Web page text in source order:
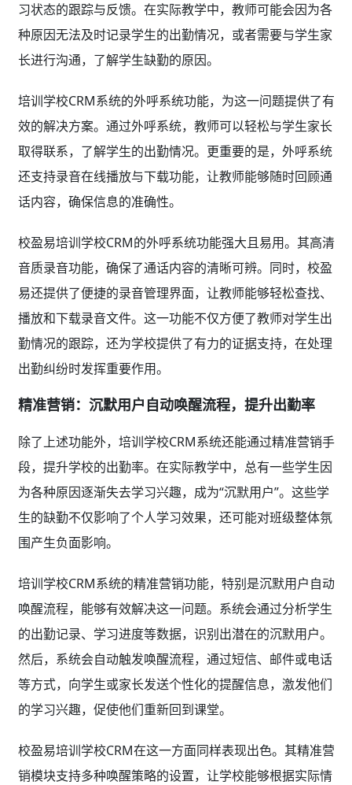
习状态的跟踪与反馈。在实际教学中，教师可能会因为各
种原因无法及时记录学生的出勤情况，或者需要与学生家
长进行沟通，了解学生缺勤的原因。
培训学校CRM系统的外呼系统功能，为这一问题提供了有
效的解决方案。通过外呼系统，教师可以轻松与学生家长
取得联系，了解学生的出勤情况。更重要的是，外呼系统
还支持录音在线播放与下载功能，让教师能够随时回顾通
话内容，确保信息的准确性。
校盈易培训学校CRM的外呼系统功能强大且易用。其高清
音质录音功能，确保了通话内容的清晰可辨。同时，校盈
易还提供了便捷的录音管理界面，让教师能够轻松查找、
播放和下载录音文件。这一功能不仅方便了教师对学生出
勤情况的跟踪，还为学校提供了有力的证据支持，在处理
出勤纠纷时发挥重要作用。
精准营销：沉默用户自动唤醒流程，提升出勤率
除了上述功能外，培训学校CRM系统还能通过精准营销手
段，提升学校的出勤率。在实际教学中，总有一些学生因
为各种原因逐渐失去学习兴趣，成为“沉默用户”。这些学
生的缺勤不仅影响了个人学习效果，还可能对班级整体氛
围产生负面影响。
培训学校CRM系统的精准营销功能，特别是沉默用户自动
唤醒流程，能够有效解决这一问题。系统会通过分析学生
的出勤记录、学习进度等数据，识别出潜在的沉默用户。
然后，系统会自动触发唤醒流程，通过短信、邮件或电话
等方式，向学生或家长发送个性化的提醒信息，激发他们
的学习兴趣，促使他们重新回到课堂。
校盈易培训学校CRM在这一方面同样表现出色。其精准营
销模块支持多种唤醒策略的设置，让学校能够根据实际情